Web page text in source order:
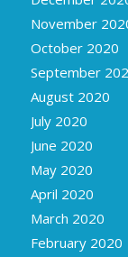
November
October 2020
September
August 2020
July 2020
June 2020
May 2020
April 2020
March 2020
February 2020